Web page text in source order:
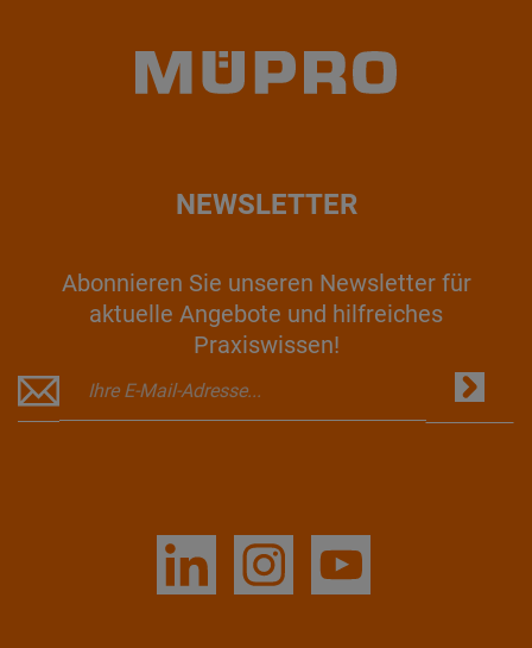
NEWSLETTER
Abonnieren Sie unseren Newsletter für
aktuelle Angebote und hilfreiches
Praxiswissen!